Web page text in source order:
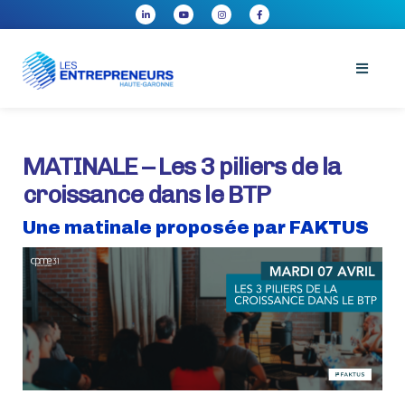
MATINALE – Les 3 piliers de la
croissance dans le BTP
Une matinale proposée par FAKTUS